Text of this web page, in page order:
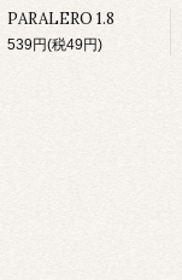
PARALERO 1.8
539円(税49円)